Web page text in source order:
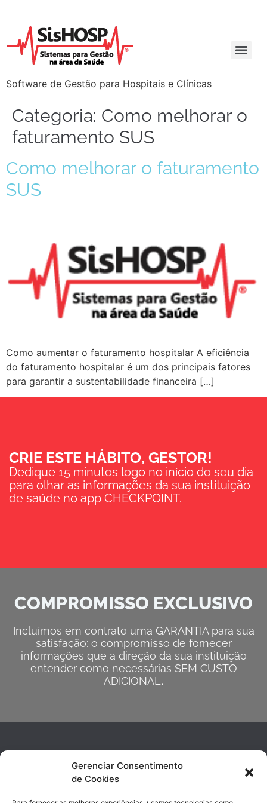
Gerenciar Consentimento
de Cookies
Software de Gestão para Hospitais e Clínicas
Categoria: Como melhorar o
faturamento SUS
Como melhorar o faturamento
SUS
Como aumentar o faturamento hospitalar A eficiência
do faturamento hospitalar é um dos principais fatores
para garantir a sustentabilidade financeira […]
CRIE ESTE HÁBITO, GESTOR!
Dedique 15 minutos logo no início do seu dia
para olhar as informações da sua instituição
de saúde no app CHECKPOINT.
COMPROMISSO EXCLUSIVO
Incluímos em contrato uma GARANTIA para sua
satisfação: o compromisso de fornecer
informações que a direção da sua instituição
entender como necessárias SEM CUSTO
ADICIONAL .